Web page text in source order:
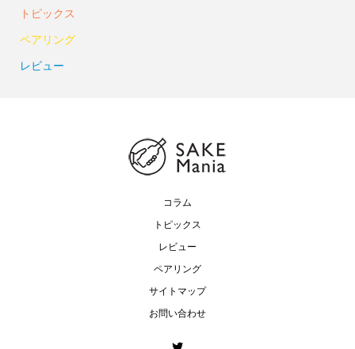
トピックス
ペアリング
レビュー
コラム
トピックス
レビュー
ペアリング
サイトマップ
お問い合わせ